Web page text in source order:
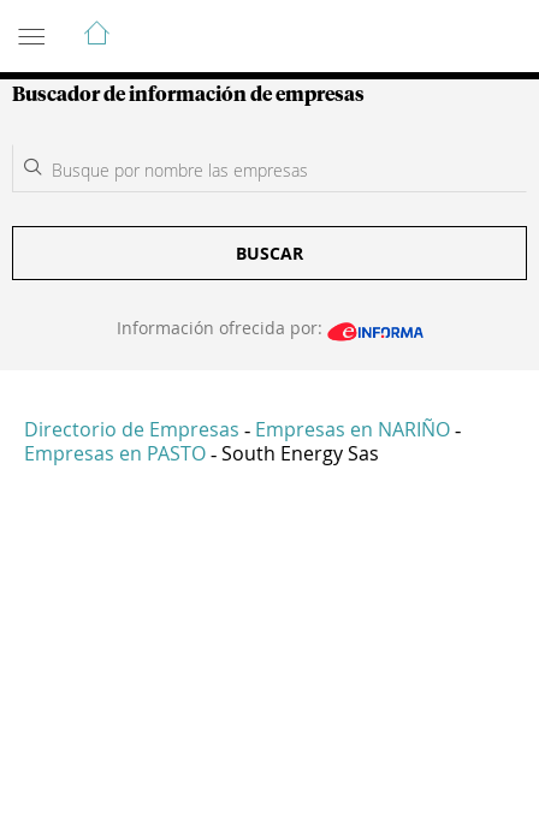
Guía de Empresas Colombianas
Buscador de información de empresas
BUSCAR
Información ofrecida por:
Directorio de Empresas - Empresas en NARIÑO -
Empresas en PASTO - South Energy Sas